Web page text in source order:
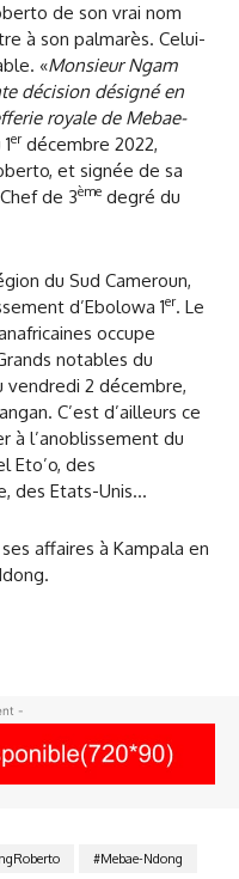
de son vrai nom
à son palmarès. Celui-
«Monsieur Ngam
décision désigné en
royale de Mebae-
erdécembre 2022,
et signée de sa
de 3ème degré du
du Sud Cameroun,
d’Ebolowa 1er. Le
occupe
notables du
vendredi 2 décembre,
C’est d’ailleurs ce
à l’anoblissement du
Eto’o, des
des Etats-Unis…
affaires à Kampala en
-
#Mebae-Ndong